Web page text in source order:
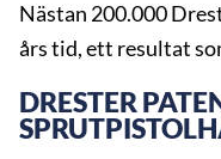
Nästan 200.000
års tid, ett resultat
DRESTER